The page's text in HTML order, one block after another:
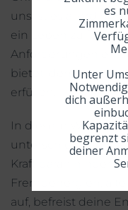
uns ist es allerdings
ein Leben zu
Anforderungen
bietet, den eigenen
erfüllen.
In diesem
unterschiedlichen
Kraft daran hindern,
Fremdenergien,
auf, befreist deine
es
Unter
dich
begrenzt
deiner